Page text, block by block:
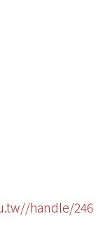
handle/246